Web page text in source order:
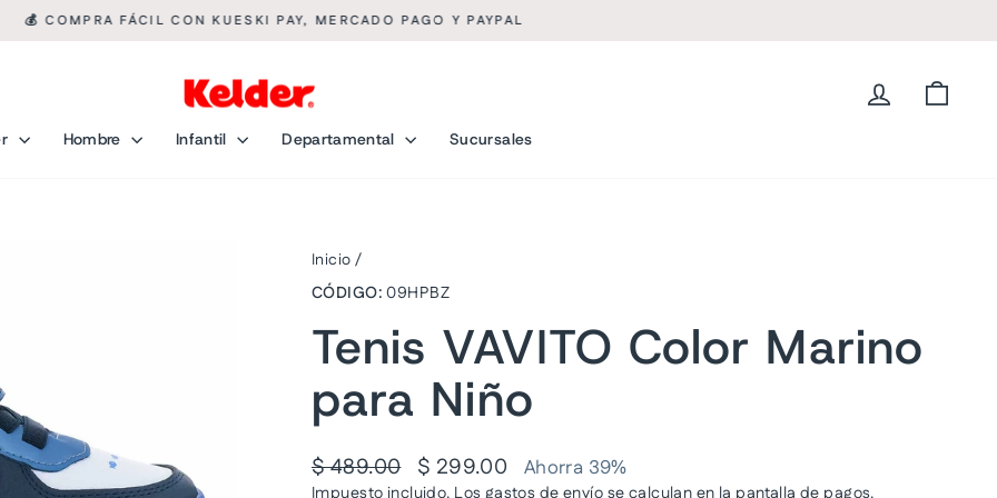
💰 COMPRA FÁCIL CON KUESKI PAY, MERCADO PAGO Y PAYPAL
Ingresar
Hombre Infantil Departamental Sucursales
Inicio /
CÓDIGO: 09HPBZ
Tenis VAVITO Color Marino
para Niño
Precio
habitual
$ 489.00
Precio
de
$ 299.00 Ahorra 39%